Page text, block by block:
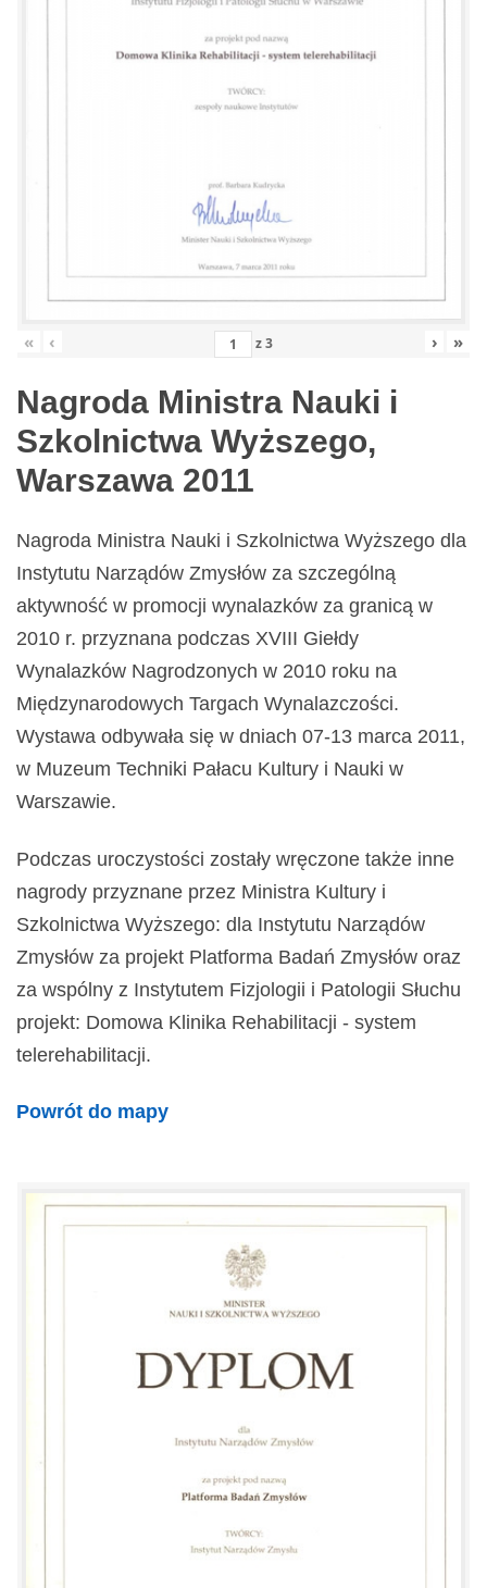
« ‹ z3 › »
Nagroda Ministra Nauki i
Szkolnictwa Wyższego,
Warszawa 2011
Nagroda Ministra Nauki i Szkolnictwa Wyższego dla
Instytutu Narządów Zmysłów za szczególną
aktywność w promocji wynalazków za granicą w
2010 r. przyznana podczas XVIII Giełdy
Wynalazków Nagrodzonych w 2010 roku na
Międzynarodowych Targach Wynalazczości.
Wystawa odbywała się w dniach 07-13 marca 2011,
w Muzeum Techniki Pałacu Kultury i Nauki w
Warszawie.
Podczas uroczystości zostały wręczone także inne
nagrody przyznane przez Ministra Kultury i
Szkolnictwa Wyższego: dla Instytutu Narządów
Zmysłów za projekt Platforma Badań Zmysłów oraz
za wspólny z Instytutem Fizjologii i Patologii Słuchu
projekt: Domowa Klinika Rehabilitacji - system
telerehabilitacji.
Powrót do mapy